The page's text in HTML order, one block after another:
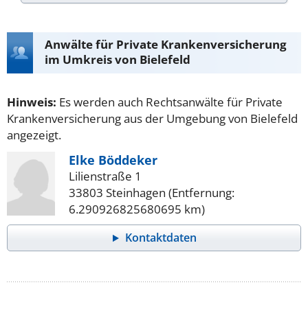
Anwälte für Private Krankenversicherung
im Umkreis von Bielefeld
Hinweis: Es werden auch Rechtsanwälte für Private
Krankenversicherung aus der Umgebung von Bielefeld
angezeigt.
Elke Böddeker
Lilienstraße 1
33803 Steinhagen (Entfernung:
6.290926825680695 km)
Kontaktdaten